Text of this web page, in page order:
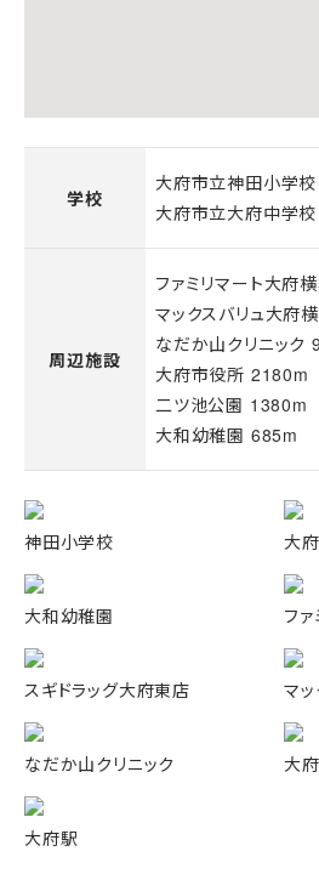
学校
大府市立神田小学
大府市立大府中学
周辺施設
ファミリマート大府
マックスバリュ大府
なだか山クリニック
大府市役所 2180m
二ツ池公園 1380m
大和幼稚園 685m
神田小学校 大
大和幼稚園 フ
スギドラッグ大府東店 マ
なだか山クリニック 大
大府駅